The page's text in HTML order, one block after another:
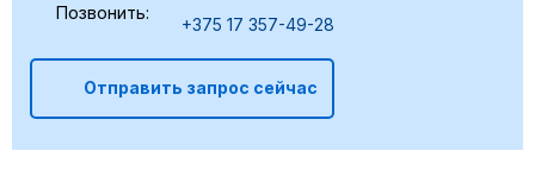
Позвонить:
+375 17 357-49-28
Отправить запрос сейчас